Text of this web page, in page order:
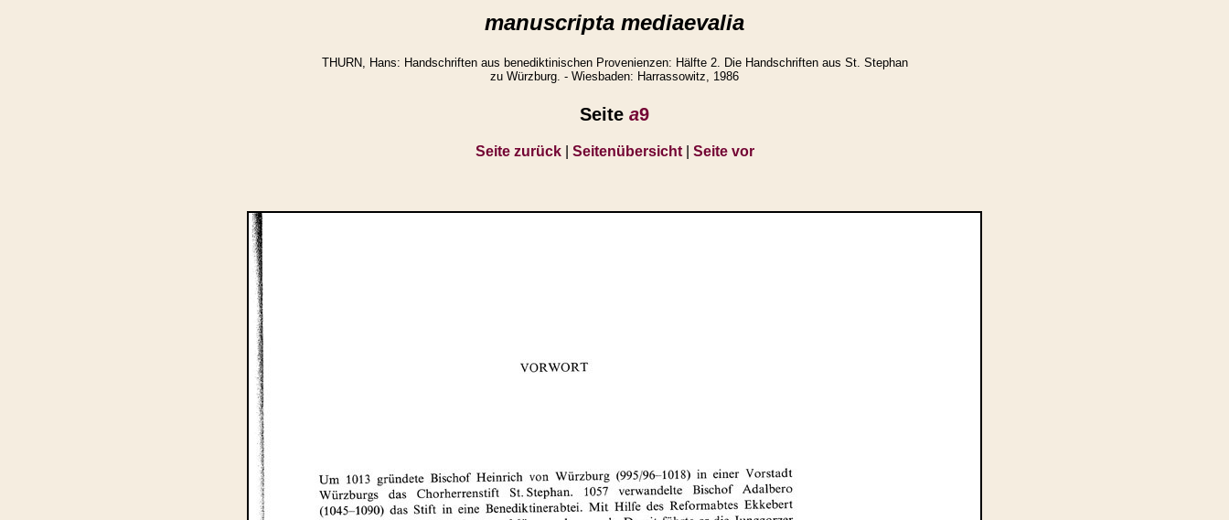
manuscripta mediaevalia
THURN, Hans: Handschriften aus benediktinischen Provenienzen: Hälfte 2. Die Handschriften aus St. Stephan
zu Würzburg. - Wiesbaden: Harrassowitz, 1986
Seite a9
Seite zurück| Seitenübersicht| Seite vor